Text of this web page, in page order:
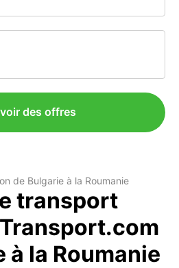
des offres
de Bulgarie à la Roumanie
transport
à la Roumanie